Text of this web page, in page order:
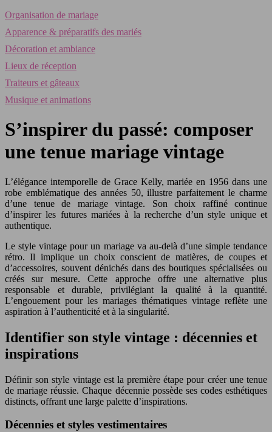
Organisation de mariage
Apparence & préparatifs des mariés
Décoration et ambiance
Lieux de réception
Traiteurs et gâteaux
Musique et animations
S’inspirer du passé: composer
une tenue mariage vintage
L’élégance intemporelle de Grace Kelly, mariée en 1956 dans une
robe emblématique des années 50, illustre parfaitement le charme
d’une tenue de mariage vintage. Son choix raffiné continue
d’inspirer les futures mariées à la recherche d’un style unique et
authentique.
Le style vintage pour un mariage va au-delà d’une simple tendance
rétro. Il implique un choix conscient de matières, de coupes et
d’accessoires, souvent dénichés dans des boutiques spécialisées ou
créés sur mesure. Cette approche offre une alternative plus
responsable et durable, privilégiant la qualité à la quantité.
L’engouement pour les mariages thématiques vintage reflète une
aspiration à l’authenticité et à la singularité.
Identifier son style vintage : décennies et
inspirations
Définir son style vintage est la première étape pour créer une tenue
de mariage réussie. Chaque décennie possède ses codes esthétiques
distincts, offrant une large palette d’inspirations.
Décennies et styles vestimentaires